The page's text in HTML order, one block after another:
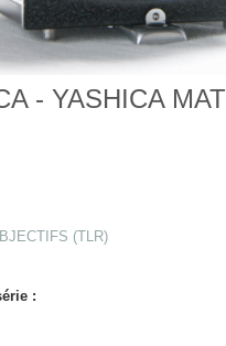
- YASHICA MAT
(TLR)
: